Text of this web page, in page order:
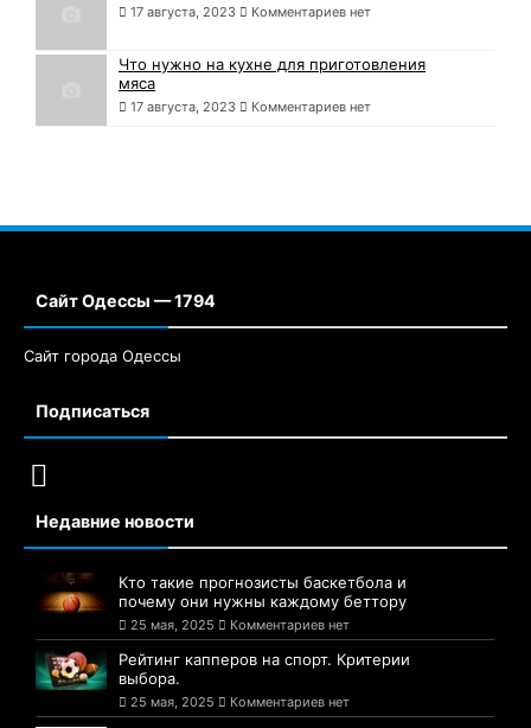
17 августа, 2023 Комментариев нет
Что нужно на кухне для приготовления
мяса
17 августа, 2023 Комментариев нет
Сайт Одессы — 1794
Сайт города Одессы
Подписаться
Недавние новости
Кто такие прогнозисты баскетбола и
почему они нужны каждому беттору
25 мая, 2025 Комментариев нет
Рейтинг капперов на спорт. Критерии
выбора.
25 мая, 2025 Комментариев нет